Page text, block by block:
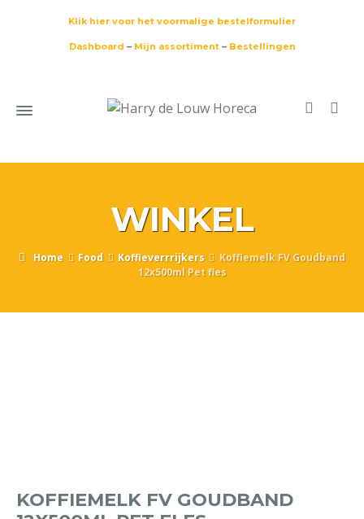
Klik hier voor het voormalige bestelformulier
Dashboard – Mijn assortiment– Bestellingen
WINKEL
Home Food Koffieverrrijkers
Koffiemelk FV Goudband
12x500ml Pet fles
KOFFIEMELK FV GOUDBAND